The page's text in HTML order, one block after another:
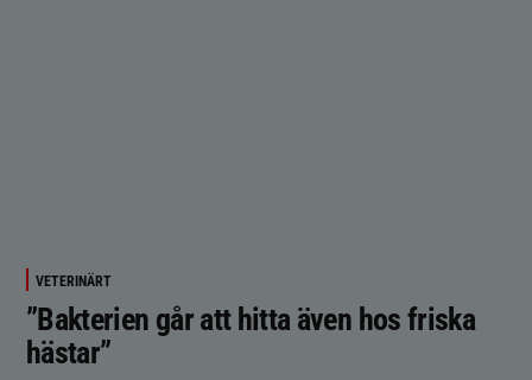
VETERINÄRT
”Bakterien går att hitta även hos friska
hästar”